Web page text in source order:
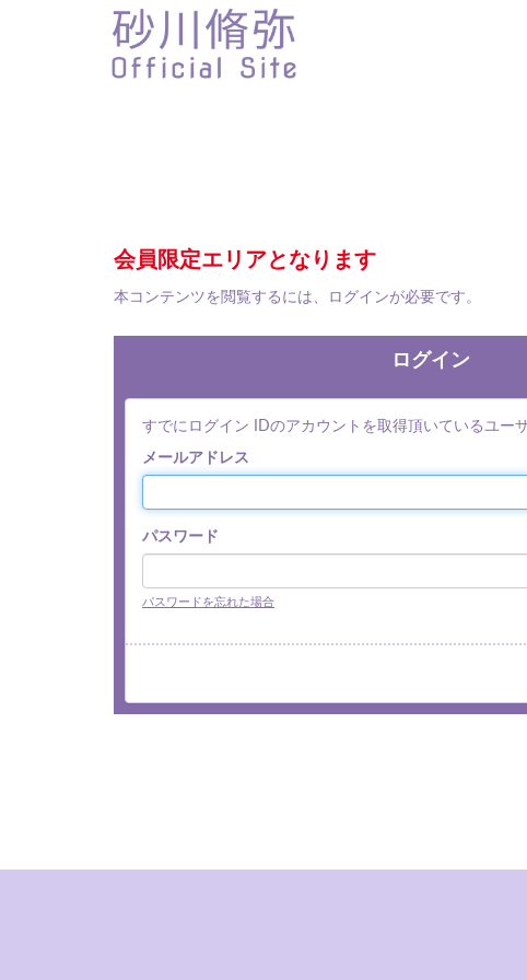
会員限定エリアとなります
本コンテンツを閲覧するには、ログインが必要です。
ログイン
すでにログイン IDのアカウントを取得頂いているユー
メールアドレス
パスワード
パスワードを忘れた場合